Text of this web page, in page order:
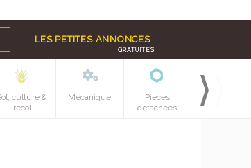
LES PETITES ANNONCES
GRATUITES
culture &
recol
Mecanique
Pieces
detachees